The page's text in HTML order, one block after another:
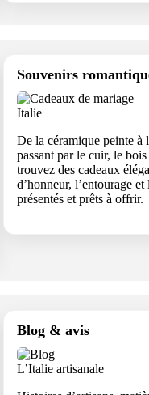
Souvenirs
De la céramique peinte à
passant par le cuir, le
trouvez des cadeaux
d’honneur, l’entourage
présentés et prêts à offrir.
Blog & avis
L’Italie artisanale